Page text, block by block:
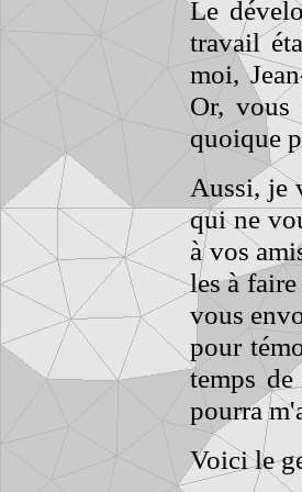
Le
travail
moi,
Or, vous
quoique
Aussi, je
qui ne
à vos
les à
vous
pour
temps
pourra
Voici le